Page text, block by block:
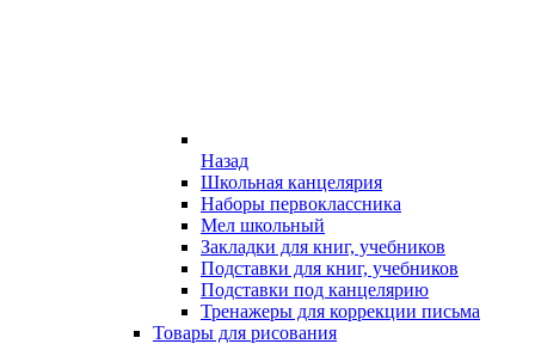
Назад
Школьная канцелярия
Наборы первоклассника
Мел школьный
Закладки для книг, учебников
Подставки для книг, учебников
Подставки под канцелярию
Тренажеры для коррекции письма
Товары для рисования